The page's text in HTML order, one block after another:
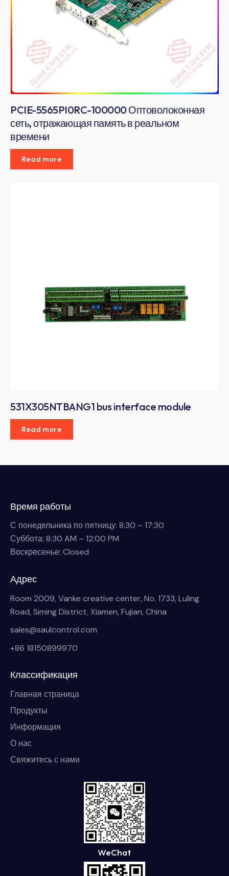
PCIE-5565PI0RC-100000 Оптоволоконная
сеть, отражающая память в реальном
времени
Read more
531X305NTBANG1 bus interface module
Read more
Время работы
С понедельника по пятницу: 8:30 – 17:30
Суббота: 8:30 AM – 12:00 PM
Воскресенье: Closed
Адрес
Room 2009, Vanke creative center, No. 1733, Luling
Road, Siming District, Xiamen, Fujian, China
sales@saulcontrol.com
+86 18150899970
Классификация
Главная страница
Продукты
Информация
О нас
Свяжитесь с нами
WeChat